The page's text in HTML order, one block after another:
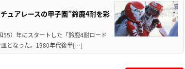
ュアレースの甲子園”鈴鹿4耐を彩
）年にスタートした「鈴鹿4耐ロード
皿となった。1980年代後半[…]